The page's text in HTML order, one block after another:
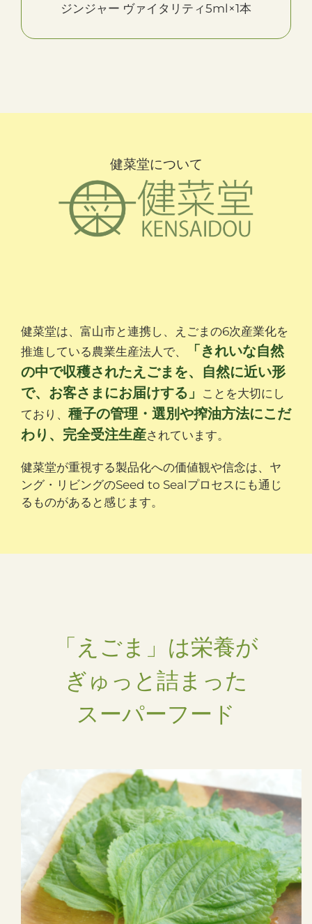
ジンジャー ヴァイタリティ5ml×1本
健菜堂について
健菜堂は、富山市と連携し、えごまの6次産業化を
推進している農業生産法人で、
「きれいな自然
の中で収穫されたえごまを、自然に近い形
で、お客さまにお届けする」
ことを大切にし
ており、 種子の管理・選別や搾油方法にこだ
わり、完全受注生産されています。
健菜堂が重視する製品化への価値観や信念は、ヤ
ング・リビングのSeed to Sealプロセスにも通じ
るものがあると感じます。
「えごま」は栄養が
ぎゅっと詰まった
スーパーフード